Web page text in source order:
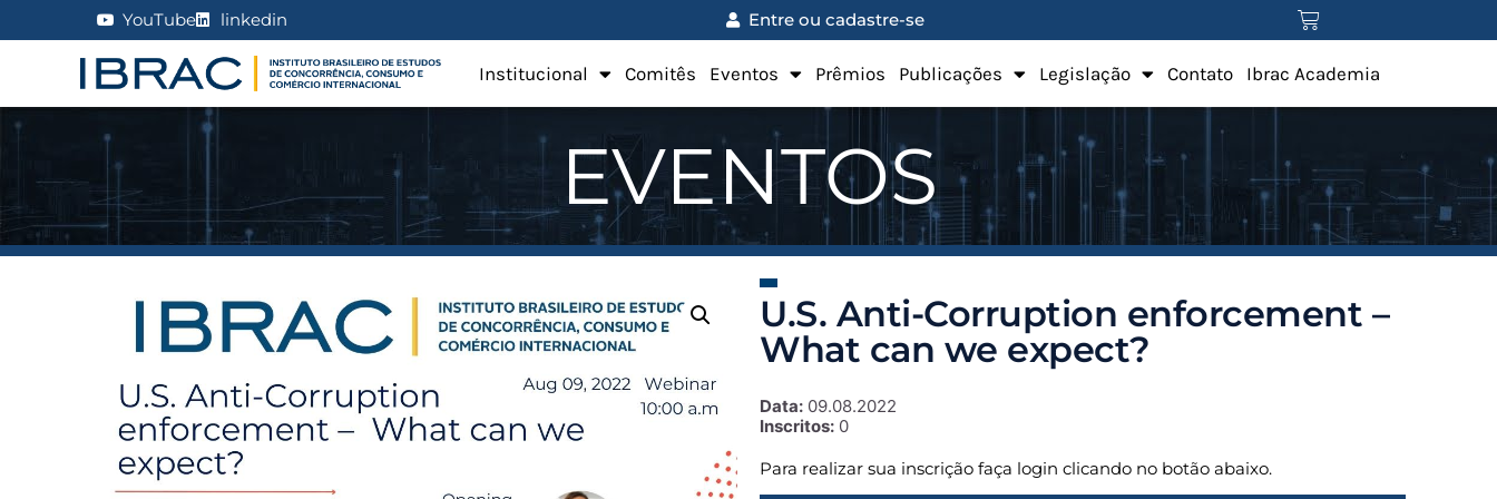
YouTube linkedin Entre ou cadastre-se
Institucional Comitês Eventos Prêmios Publicações Legislação Contato Ibrac Academia
EVENTOS
U.S. Anti-Corruption enforcement –
What can we expect?
Data: 09.08.2022
Inscritos: 0
Para realizar sua inscrição faça login clicando no botão abaixo.